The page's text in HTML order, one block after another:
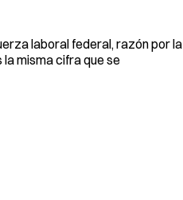
laboral federal, razón por la
misma cifra que se